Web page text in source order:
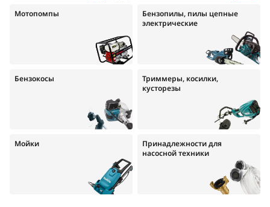
Мотопомпы
Бензопилы, пилы цепные
электрические
Бензокосы
Триммеры, косилки,
кусторезы
Мойки
Принадлежности для
насосной техники